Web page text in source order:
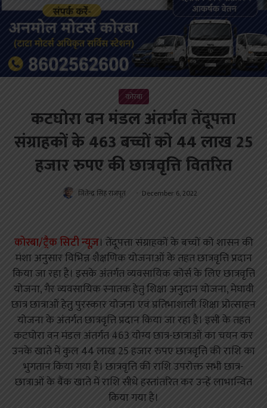
कोरबा
कटघोरा वन मंडल अंतर्गत तेंदूपत्ता
संग्राहकों के 463 बच्चों को 44 लाख 25
हजार रुपए की छात्रवृत्ति वितरित
जितेन्द्र सिंह राजपूत December 6, 2022
कोरबा/ट्रैक सिटी न्यूज़। तेंदूपत्ता संग्राहकों के बच्चों को शासन की
मंशा अनुसार विभिन्न शैक्षणिक योजनाओं के तहत छात्रवृत्ति प्रदान
किया जा रहा है। इसके अंतर्गत व्यवसायिक कोर्स के लिए छात्रवृत्ति
योजना, गैर व्यवसायिक स्नातक हेतु शिक्षा अनुदान योजना, मेघावी
छात्र छात्राओं हेतु पुरस्कार योजना एवं प्रतिभाशाली शिक्षा प्रोत्साहन
योजना के अंतर्गत छात्रवृत्ति प्रदान किया जा रहा है। इसी के तहत
कटघोरा वन मंडल अंतर्गत 463 योग्य छात्र-छात्राओं का चयन कर
उनके खाते में कुल 44 लाख 25 हजार रुपए छात्रवृत्ति की राशि का
भुगतान किया गया है। छात्रवृत्ति की राशि उपरोक्त सभी छात्र-
छात्राओं के बैंक खाते में राशि सीधे हस्तांतरित कर उन्हें लाभान्वित
किया गया है।